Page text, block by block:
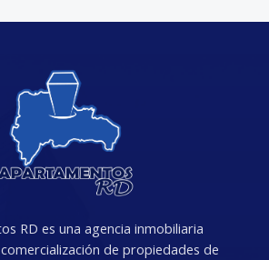
RD es una agencia inmobiliaria
de propiedades de